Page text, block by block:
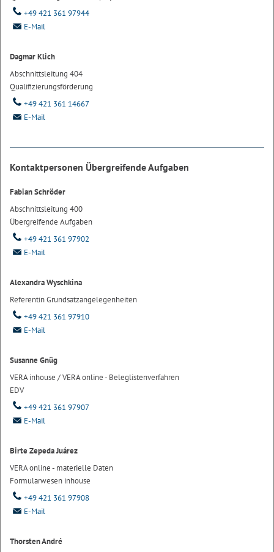
+49 421 361 97944
E-Mail
Dagmar Klich
Abschnittsleitung 404
Qualifizierungsförderung
+49 421 361 14667
E-Mail
Kontaktpersonen Übergreifende Aufgaben
Fabian Schröder
Abschnittsleitung 400
Übergreifende Aufgaben
+49 421 361 97902
E-Mail
Alexandra Wyschkina
Referentin Grundsatzangelegenheiten
+49 421 361 97910
E-Mail
Susanne Gnüg
VERA inhouse / VERA online - Beleglistenverfahren
EDV
+49 421 361 97907
E-Mail
Birte Zepeda Juárez
VERA online - materielle Daten
Formularwesen inhouse
+49 421 361 97908
E-Mail
Thorsten André